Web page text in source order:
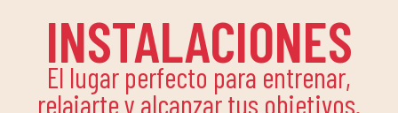
INSTALACIONES
El lugar perfecto para entrenar,
relajarte y alcanzar tus objetivos.